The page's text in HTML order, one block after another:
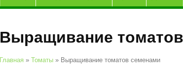
Выращивание
Главная » Томаты » Выращивание томатов семенами